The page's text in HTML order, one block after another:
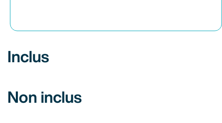
Inclus
Non inclus